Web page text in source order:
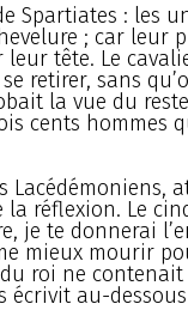
Spartiates : les
; car leur
leur tête. Le
retirer, sans
la vue du
cents hommes
Lacédémoniens,
réflexion. Le
je te donnerai
mieux mourir
roi ne
écrivit au-